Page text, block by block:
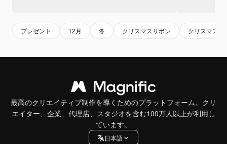
プレゼント 12月 冬 クリスマスリボン クリスマス
最高のクリエイティブ制作を導くためのプラットフォーム。クリ
エイター、企業、代理店、スタジオを含む100万人以上が利用し
ています。
日本語